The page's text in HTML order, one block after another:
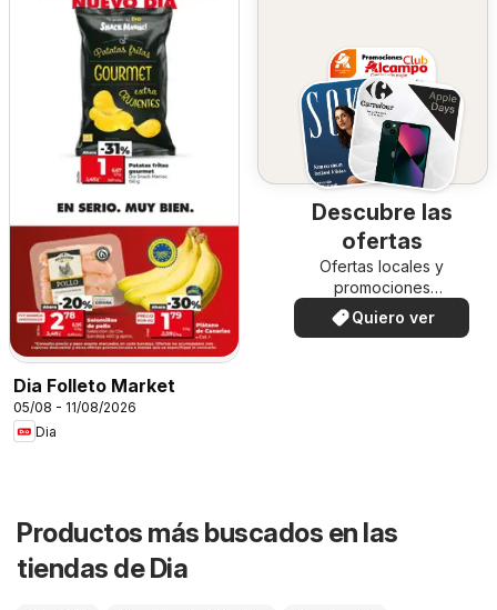
Dia Folleto Market
05/08 - 11/08/2026
Dia
Descubre las
ofertas
Ofertas locales y
promociones
especiales.
Quiero ver
Productos más buscados en las
tiendas de Dia